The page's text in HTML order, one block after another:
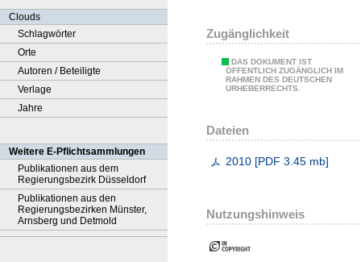
Clouds
Schlagwörter
Orte
Autoren / Beteiligte
Verlage
Jahre
Weitere E-Pflichtsammlungen
Publikationen aus dem
Regierungsbezirk Düsseldorf
Publikationen aus den
Regierungsbezirken Münster,
Arnsberg und Detmold
Zugänglichkeit
DAS DOKUMENT IST
ÖFFENTLICH ZUGÄNGLICH IM
RAHMEN DES DEUTSCHEN
URHEBERRECHTS.
Dateien
2010 [PDF 3.45 mb]
Nutzungshinweis